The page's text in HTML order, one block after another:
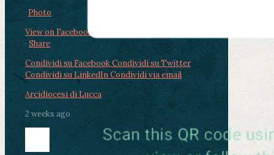
Photo
View on Facebook
· Share
Condividi su FacebookCondividi su Twitter
Condividi su LinkedInCondividi via email
Arcidiocesi di Lucca
2 weeks ago